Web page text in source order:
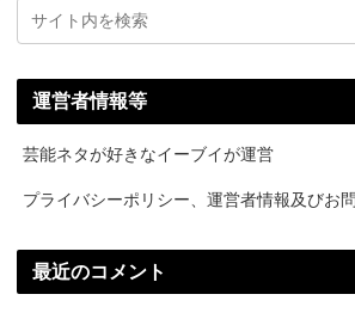
運営者情報等
芸能ネタが好きなイーブイが運営
プライバシーポリシー、運営者情報及びお
最近のコメント